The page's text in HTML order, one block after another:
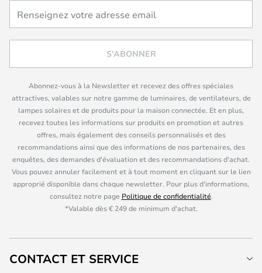
S'ABONNER
Abonnez-vous à la Newsletter et recevez des offres spéciales
attractives, valables sur notre gamme de luminaires, de ventilateurs, de
lampes solaires et de produits pour la maison connectée. Et en plus,
recevez toutes les informations sur produits en promotion et autres
offres, mais également des conseils personnalisés et des
recommandations ainsi que des informations de nos partenaires, des
enquêtes, des demandes d'évaluation et des recommandations d'achat.
Vous pouvez annuler facilement et à tout moment en cliquant sur le lien
approprié disponible dans chaque newsletter. Pour plus d'informations,
consultez notre page Politique de confidentialité.
*Valable dès € 249 de minimum d'achat.
CONTACT ET SERVICE